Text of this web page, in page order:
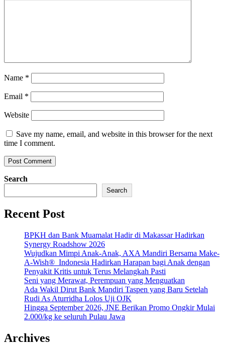
Name *
Email *
Website
Save my name, email, and website in this browser for the next
time I comment.
Search
Search
Recent Post
BPKH dan Bank Muamalat Hadir di Makassar Hadirkan
Synergy Roadshow 2026
Wujudkan Mimpi Anak-Anak, AXA Mandiri Bersama Make-
A-Wish® Indonesia Hadirkan Harapan bagi Anak dengan
Penyakit Kritis untuk Terus Melangkah Pasti
Seni yang Merawat, Perempuan yang Menguatkan
Ada Wakil Dirut Bank Mandiri Taspen yang Baru Setelah
Rudi As Aturridha Lolos Uji OJK
Hingga September 2026, JNE Berikan Promo Ongkir Mulai
2.000/kg ke seluruh Pulau Jawa
Archives